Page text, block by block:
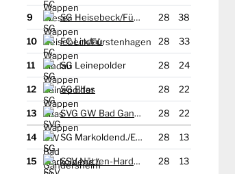
9 SG Heisebeck/Fürstenhagen 28 38
10 FC Lindau 28 33
11 SG Leinepolder 28 24
12 SG Elfas 28 22
13 SVG GW Bad Gandersheim 28 22
14 SG Markoldend./​Ellensen 28 13
15 SSV Nörten-Hardenberg 2 28 13